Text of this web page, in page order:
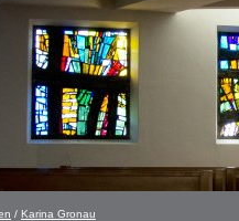
/ Karina Gronau